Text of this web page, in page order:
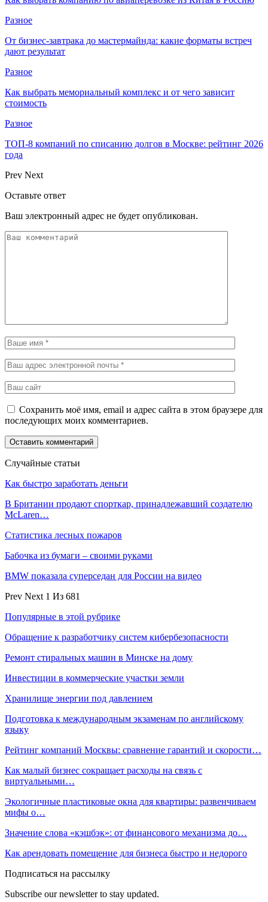
Разное
От бизнес-завтрака до мастермайнда: какие форматы встреч
дают результат
Разное
Как выбрать мемориальный комплекс и от чего зависит
стоимость
Разное
ТОП-8 компаний по списанию долгов в Москве: рейтинг 2026
года
Prev Next
Оставьте ответ
Ваш электронный адрес не будет опубликован.
Сохранить моё имя, email и адрес сайта в этом браузере для
последующих моих комментариев.
Случайные статьи
Как быстро заработать деньги
В Британии продают спорткар, принадлежавший создателю
McLaren…
Статистика лесных пожаров
Бабочка из бумаги – своими руками
BMW показала суперседан для России на видео
Prev Next 1 Из 681
Популярные в этой рубрике
Обращение к разработчику систем кибербезопасности
Ремонт стиральных машин в Минске на дому
Инвестиции в коммерческие участки земли
Хранилище энергии под давлением
Подготовка к международным экзаменам по английскому
языку
Рейтинг компаний Москвы: сравнение гарантий и скорости…
Как малый бизнес сокращает расходы на связь с
виртуальными…
Экологичные пластиковые окна для квартиры: развенчиваем
мифы о…
Значение слова «кэшбэк»: от финансового механизма до…
Как арендовать помещение для бизнеса быстро и недорого
Подписаться на рассылку
Subscribe our newsletter to stay updated.